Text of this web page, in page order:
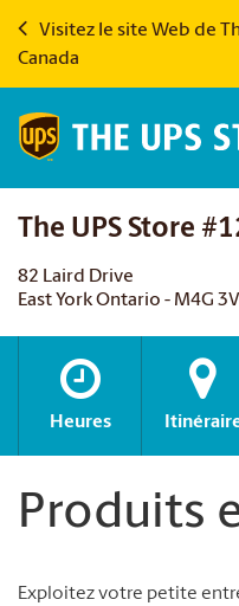
Visitez le site Web de
Canada
The UPS Store
82 Laird Drive
East York Ontario - M4G
Heures
Produits
Exploitez votre petite